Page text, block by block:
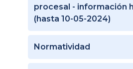
procesal - información
(hasta 10-05-2024)
Normatividad